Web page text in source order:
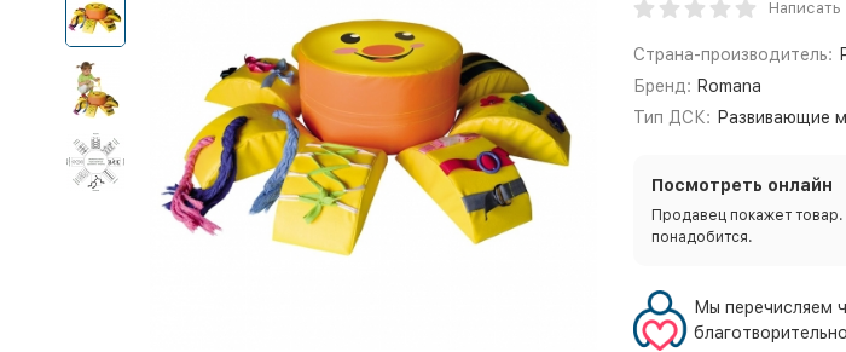
Написать
Страна-производитель:
Бренд: Romana
Тип ДСК: Развивающие
Посмотреть онлайн
Продавец покажет
понадобится.
Мы перечисляем